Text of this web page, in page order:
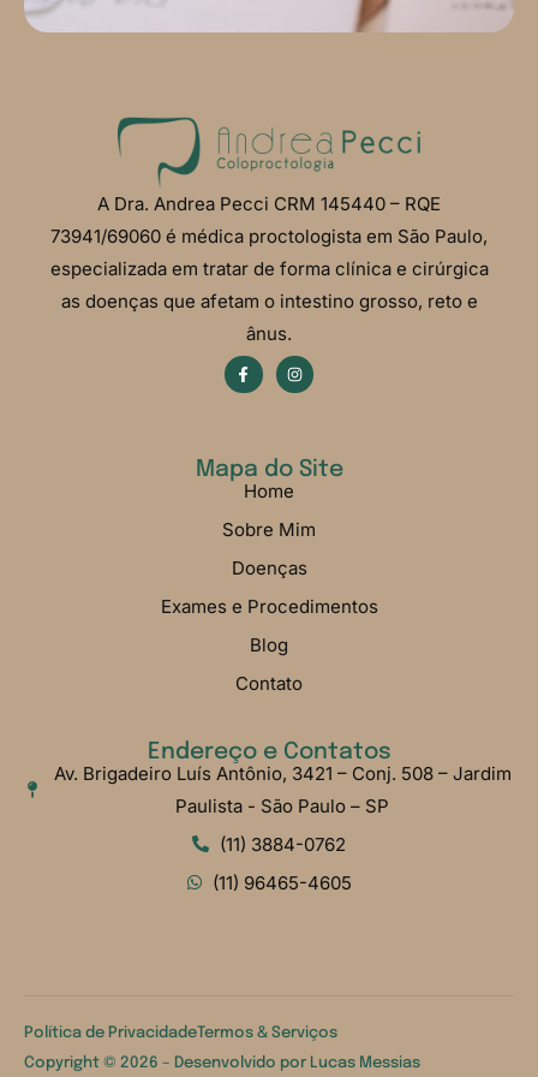
A Dra. Andrea Pecci CRM 145440 – RQE
73941/69060 é médica proctologista em São Paulo,
especializada em tratar de forma clínica e cirúrgica
as doenças que afetam o intestino grosso, reto e
ânus.
Mapa do Site
Home
Sobre Mim
Doenças
Exames e Procedimentos
Blog
Contato
Endereço e Contatos
Av. Brigadeiro Luís Antônio, 3421 – Conj. 508 – Jardim
Paulista - São Paulo – SP
(11) 3884-0762
(11) 96465-4605
Copyright © 2026 – Desenvolvido por Lucas Messias
Política de PrivacidadeTermos & Serviços